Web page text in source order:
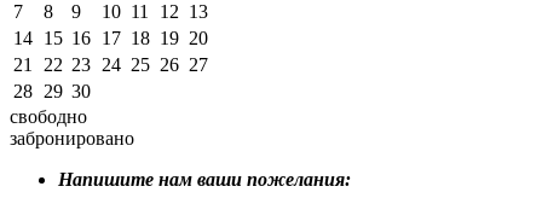
7
8 9 10 11 12 13
14 15 16 17 18 19 20
21
22 23 24 25 26 27
28 29 30
свободно
забронировано
Напишите нам ваши пожелания: